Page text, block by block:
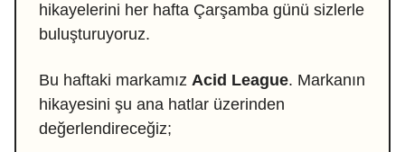
hikayelerini her hafta Çarşamba günü sizlerle
buluşturuyoruz.
Bu haftaki markamız Acid League. Markanın
hikayesini şu ana hatlar üzerinden
değerlendireceğiz;